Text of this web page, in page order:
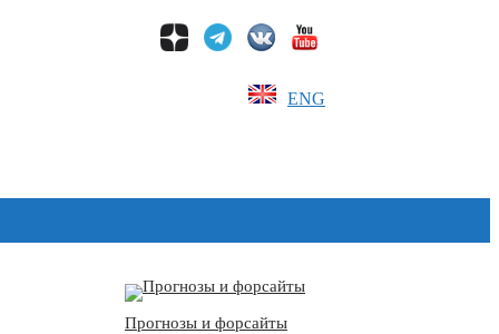
ENG
Прогнозы и форсайты